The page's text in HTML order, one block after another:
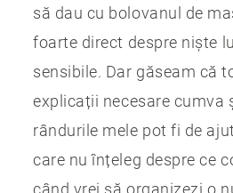
să dau cu bolovanul de
foarte direct despre niște
sensibile. Dar găseam că
explicații necesare cumva
rândurile mele pot fi de
care nu înțeleg despre ce
când vrei să organizezi o